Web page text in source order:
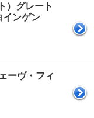
）グレート
インゲン
ーヴ・フィ